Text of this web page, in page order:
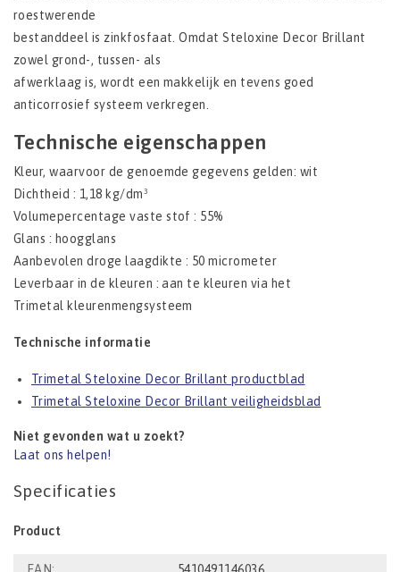
roestwerende
bestanddeel is zinkfosfaat. Omdat Steloxine Decor Brillant
zowel grond-, tussen- als
afwerklaag is, wordt een makkelijk en tevens goed
anticorrosief systeem verkregen.
Technische eigenschappen
Kleur, waarvoor de genoemde gegevens gelden: wit
Dichtheid : 1,18 kg/dm³
Volumepercentage vaste stof : 55%
Glans : hoogglans
Aanbevolen droge laagdikte : 50 micrometer
Leverbaar in de kleuren : aan te kleuren via het
Trimetal kleurenmengsysteem
Technische informatie
Trimetal Steloxine Decor Brillant productblad
Trimetal Steloxine Decor Brillant veiligheidsblad
Niet gevonden wat u zoekt?
Laat ons helpen!
Specificaties
Product